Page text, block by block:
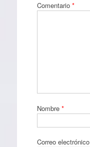
Comentario *
Nombre *
Correo electrónico